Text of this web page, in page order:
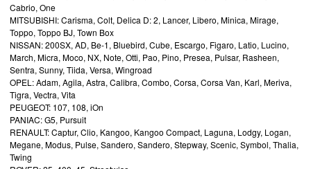
Cabrio, One
MITSUBISHI: Carisma, Colt, Delica D: 2, Lancer, Libero, Minica, Mirage,
Toppo, Toppo BJ, Town Box
NISSAN: 200SX, AD, Be-1, Bluebird, Cube, Escargo, Figaro, Latio, Lucino,
March, Micra, Moco, NX, Note, Otti, Pao, Pino, Presea, Pulsar, Rasheen,
Sentra, Sunny, Tiida, Versa, Wingroad
OPEL: Adam, Agila, Astra, Calibra, Combo, Corsa, Corsa Van, Karl, Meriva,
Tigra, Vectra, Vita
PEUGEOT: 107, 108, iOn
PANIAC: G5, Pursuit
RENAULT: Captur, Clio, Kangoo, Kangoo Compact, Laguna, Lodgy, Logan,
Megane, Modus, Pulse, Sandero, Sandero, Stepway, Scenic, Symbol, Thalia,
Twing